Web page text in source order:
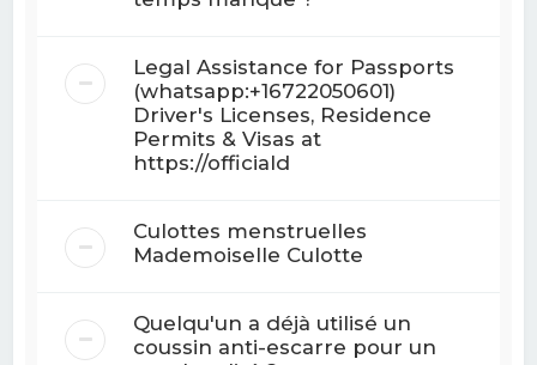
Legal Assistance for Passports
(whatsapp:+16722050601)
Driver's Licenses, Residence
Permits & Visas at
https://officiald
Culottes menstruelles
Mademoiselle Culotte
Quelqu'un a déjà utilisé un
coussin anti-escarre pour un